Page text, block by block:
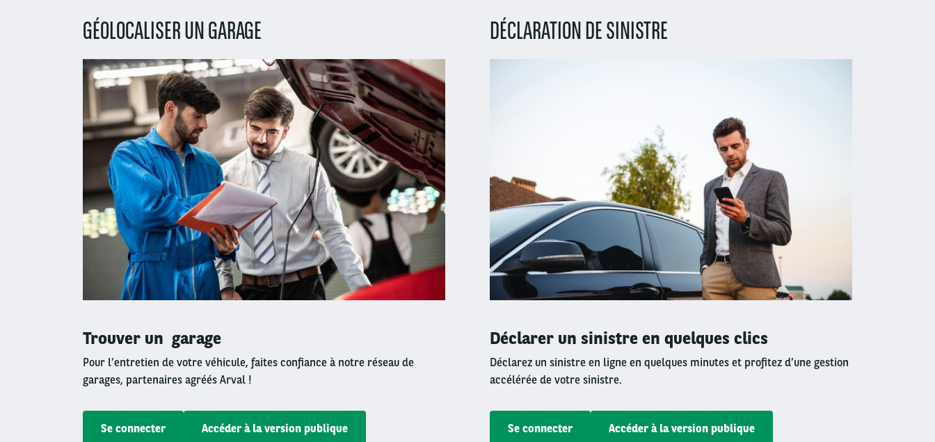
Left
column
GÉOLOCALISER UN GARAGE
Trouver un garage
Pour l’entretien de votre véhicule, faites confiance à notre réseau de
garages, partenaires agréés Arval !
Se connecter Accéder à la version publique
Right
column
DÉCLARATION DE SINISTRE
Déclarer un sinistre en quelques clics
Déclarez un sinistre en ligne en quelques minutes et profitez d’une gestion
accélérée de votre sinistre.
Se connecter Accéder à la version publique